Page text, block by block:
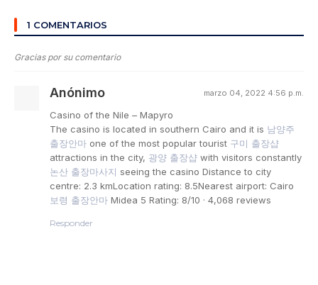
1 COMENTARIOS
Gracias por su comentario
Anónimo marzo 04, 2022 4:56 p.m.
Casino of the Nile – Mapyro
The casino is located in southern Cairo and it is 남양주
출장안마 one of the most popular tourist 구미 출장샵
attractions in the city, 광양 출장샵 with visitors constantly
논산 출장마사지 seeing the casino Distance to city
centre: 2.3 kmLocation rating: 8.5Nearest airport: Cairo
보령 출장안마 Midea 5 Rating: 8/10 · ‎4,068 reviews
Responder